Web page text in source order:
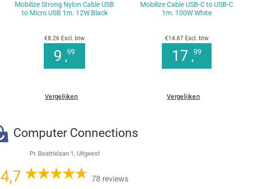
Mobilize Strong Nylon Cable USB
to Micro USB 1m. 12W Black
€8.26 Excl. btw
9 ,99
Vergelijken
Mobilize Cable USB-C to USB-C
1m. 100W White
€14.87 Excl. btw
17 ,99
Vergelijken
Computer Connections
Pr. Beatrixlaan 1, Uitgeest
4,7 78 reviews